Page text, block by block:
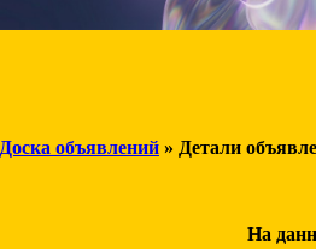
Доска объявлений » Детали
На